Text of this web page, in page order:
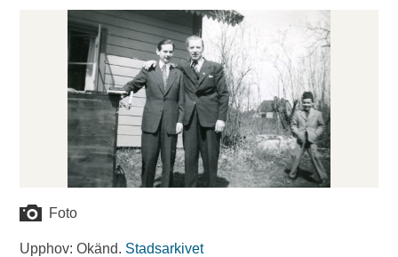
Foto
Upphov: Okänd. Stadsarkivet